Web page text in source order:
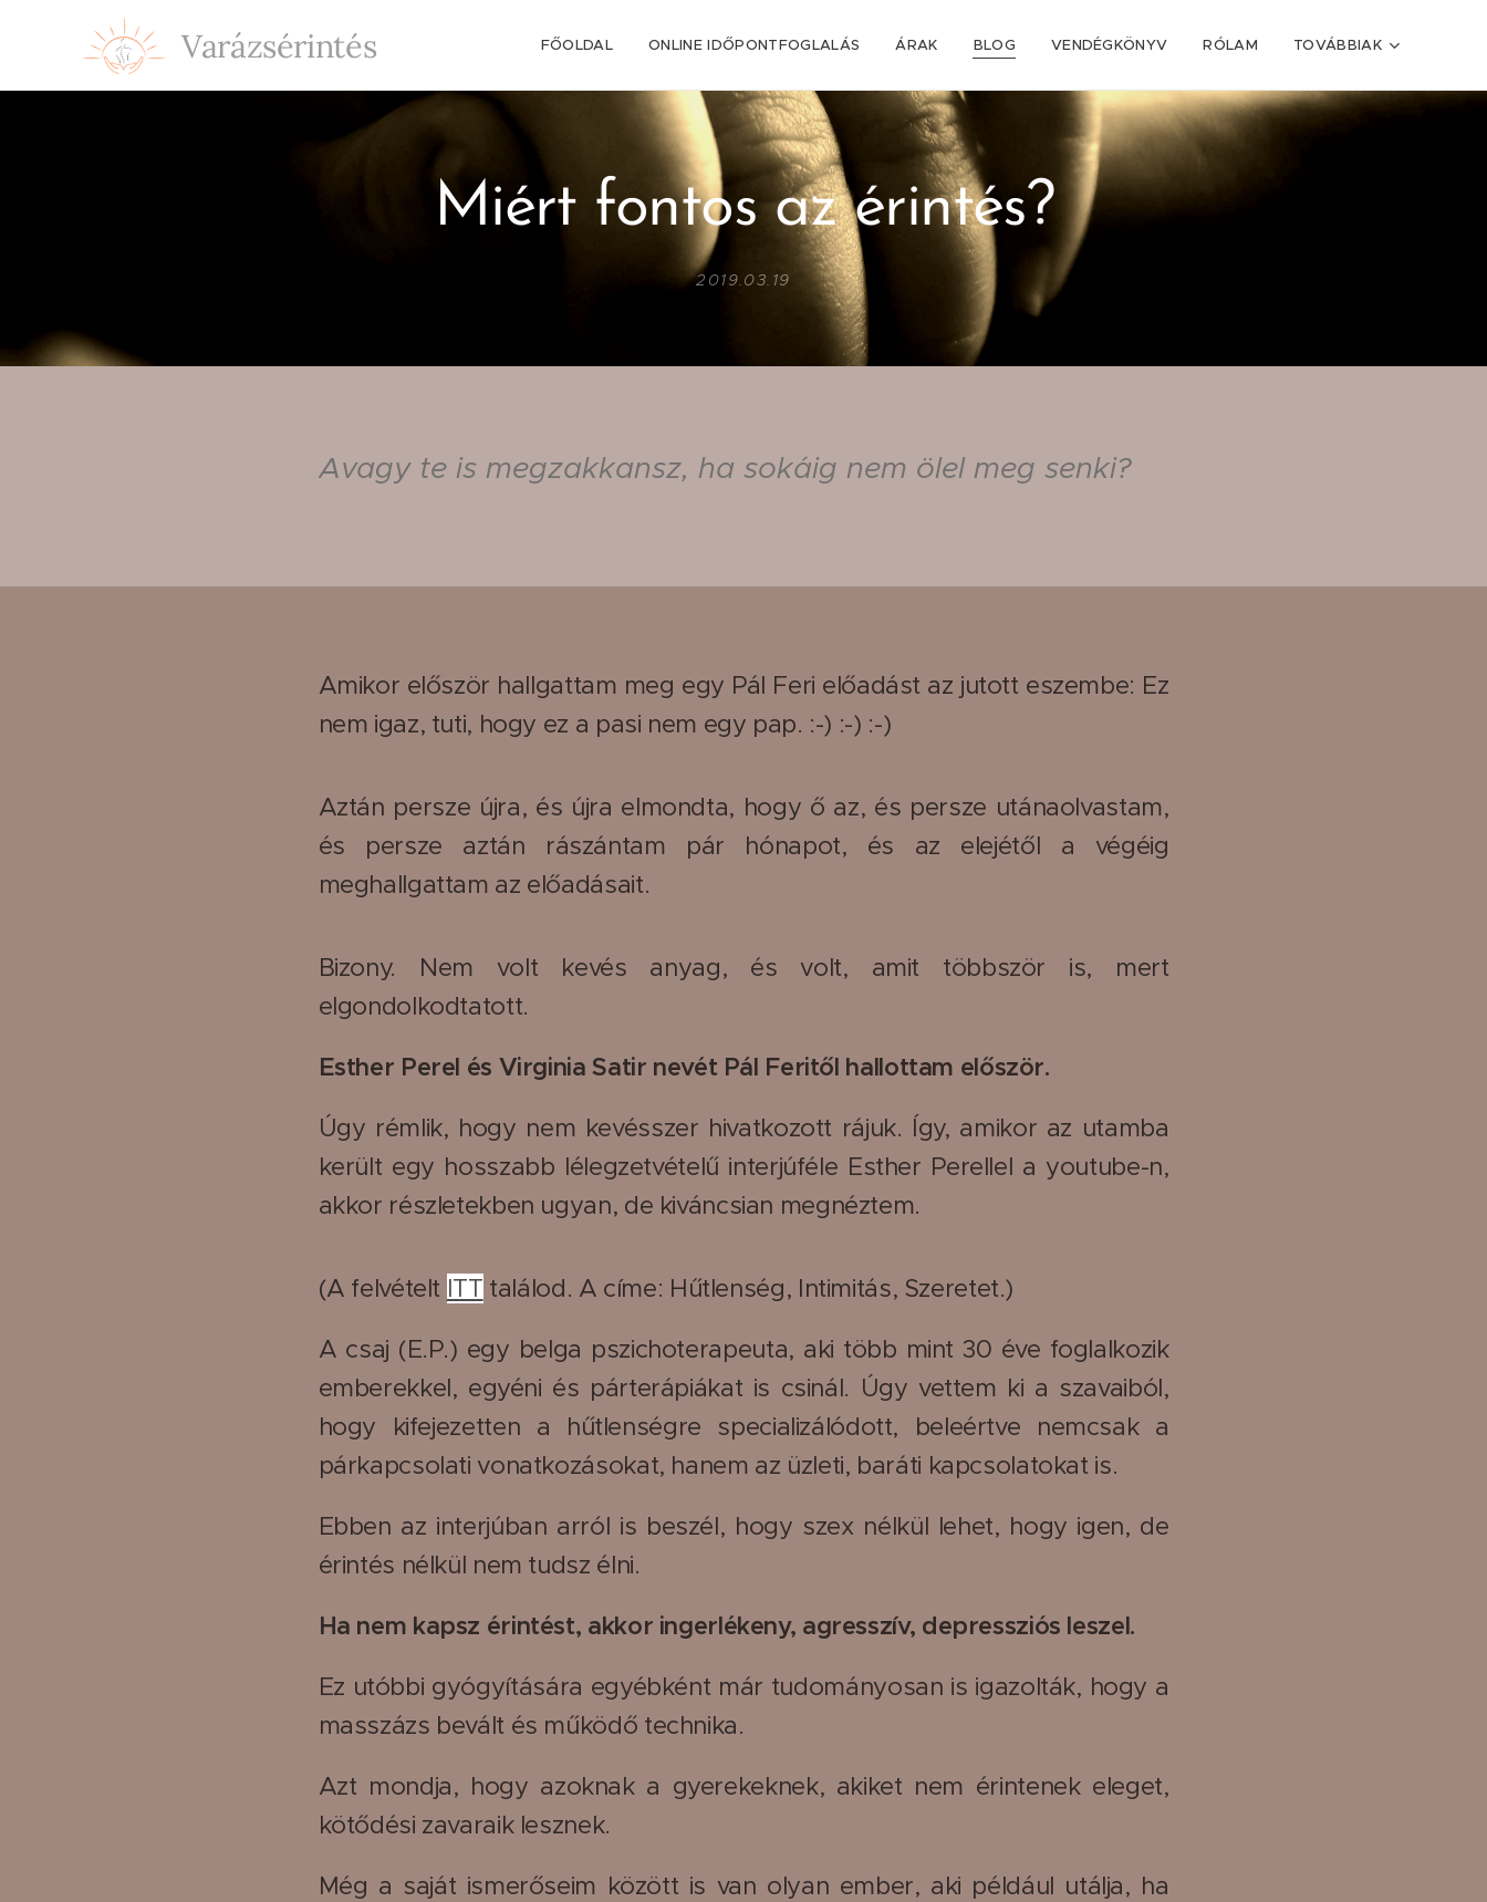
Varázsérintés FŐOLDAL ONLINE IDŐPONTFOGLALÁS ÁRAK BLOG VENDÉGKÖNYV RÓLAM TOVÁBBIAK
Miért fontos az érintés?
2019.03.19
Avagy te is megzakkansz, ha sokáig nem ölel meg senki?
Amikor először hallgattam meg egy Pál Feri előadást az jutott eszembe: Ez
nem igaz, tuti, hogy ez a pasi nem egy pap. :-) :-) :-)
Aztán persze újra, és újra elmondta, hogy ő az, és persze utánaolvastam,
és persze aztán rászántam pár hónapot, és az elejétől a végéig
meghallgattam az előadásait.
Bizony. Nem volt kevés anyag, és volt, amit többször is, mert
elgondolkodtatott.
Esther Perel és Virginia Satir nevét Pál Feritől hallottam először.
Úgy rémlik, hogy nem kevésszer hivatkozott rájuk. Így, amikor az utamba
került egy hosszabb lélegzetvételű interjúféle Esther Perellel a youtube-n,
akkor részletekben ugyan, de kiváncsian megnéztem.
(A felvételt ITT találod. A címe: Hűtlenség, Intimitás, Szeretet.)
A csaj (E.P.) egy belga pszichoterapeuta, aki több mint 30 éve foglalkozik
emberekkel, egyéni és párterápiákat is csinál. Úgy vettem ki a szavaiból,
hogy kifejezetten a hűtlenségre specializálódott, beleértve nemcsak a
párkapcsolati vonatkozásokat, hanem az üzleti, baráti kapcsolatokat is.
Ebben az interjúban arról is beszél, hogy szex nélkül lehet, hogy igen, de
érintés nélkül nem tudsz élni.
Ha nem kapsz érintést, akkor ingerlékeny, agresszív, depressziós leszel.
Ez utóbbi gyógyítására egyébként már tudományosan is igazolták, hogy a
masszázs bevált és működő technika.
Azt mondja, hogy azoknak a gyerekeknek, akiket nem érintenek eleget,
kötődési zavaraik lesznek.
Még a saját ismerőseim között is van olyan ember, aki például utálja, ha